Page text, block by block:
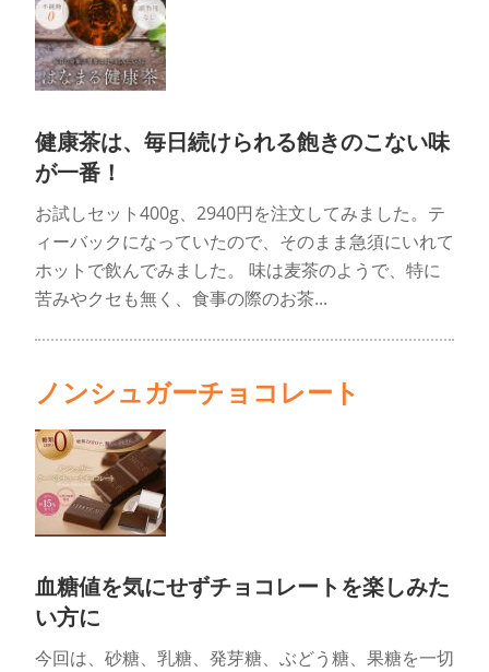
健康茶は、毎日続けられる飽きのこない味
が一番！
お試しセット400g、2940円を注文してみました。テ
ィーバックになっていたので、そのまま急須にいれて
ホットで飲んでみました。 味は麦茶のようで、特に
苦みやクセも無く、食事の際のお茶...
ノンシュガーチョコレート
血糖値を気にせずチョコレートを楽しみた
い方に
今回は、砂糖、乳糖、発芽糖、ぶどう糖、果糖を一切